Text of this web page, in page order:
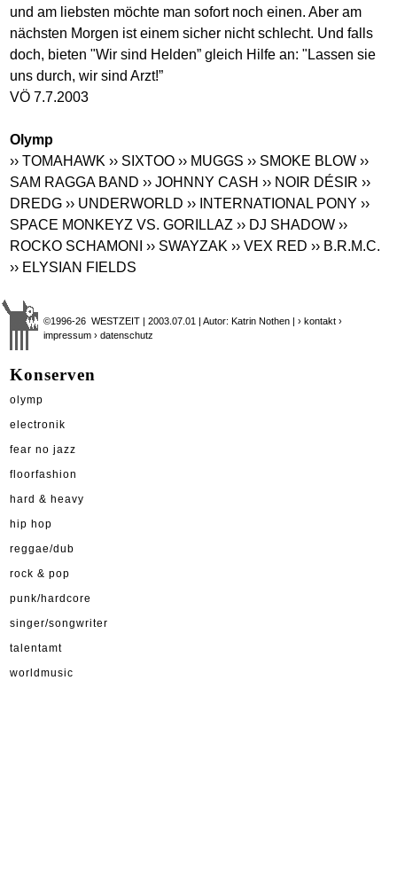
und am liebsten möchte man sofort noch einen. Aber am
nächsten Morgen ist einem sicher nicht schlecht. Und falls
doch, bieten "Wir sind Helden” gleich Hilfe an: "Lassen sie
uns durch, wir sind Arzt!”
VÖ 7.7.2003
Olymp
›› TOMAHAWK ›› SIXTOO ›› MUGGS ›› SMOKE BLOW ››
SAM RAGGA BAND ›› JOHNNY CASH ›› NOIR DÉSIR ››
DREDG ›› UNDERWORLD ›› INTERNATIONAL PONY ››
SPACE MONKEYZ VS. GORILLAZ ›› DJ SHADOW ››
ROCKO SCHAMONI
›› SWAYZAK ›› VEX RED ›› B.R.M.C.
›› ELYSIAN FIELDS
©1996-26 WESTZEIT | 2003.07.01 | Autor: Katrin Nothen |› kontakt ›
impressum › datenschutz
Konserven
olymp
electronik
fear no jazz
floorfashion
hard & heavy
hip hop
reggae/dub
rock & pop
punk/hardcore
singer/songwriter
talentamt
worldmusic